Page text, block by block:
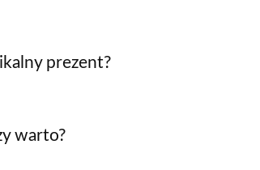
prezent?
warto?